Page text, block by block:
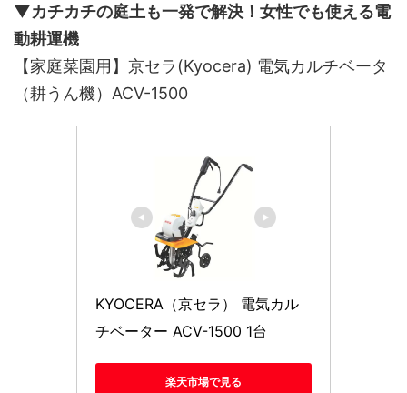
▼カチカチの庭土も一発で解決！女性でも使える電
動耕運機
【家庭菜園用】京セラ(Kyocera) 電気カルチベータ
（耕うん機）ACV-1500
KYOCERA（京セラ） 電気カル
チベーター ACV-1500 1台
楽天市場で見る